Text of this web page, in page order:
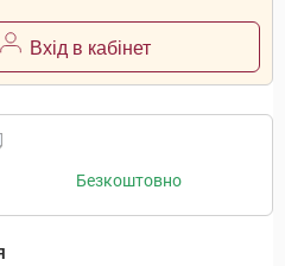
Вхід в кабінет
Безкоштовно